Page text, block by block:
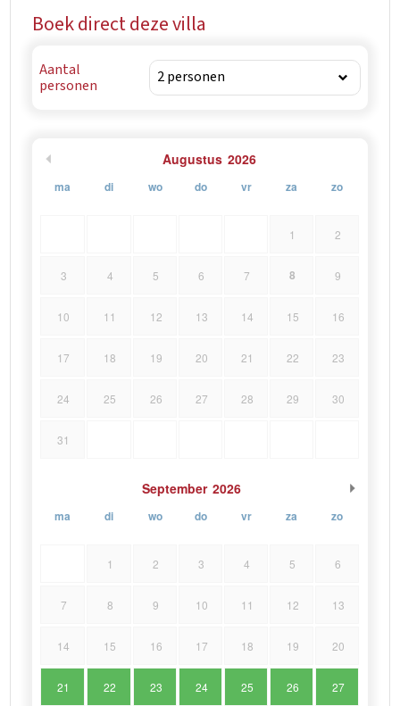
Boek direct deze villa
Aantal
personen
Augustus 2026
ma di wo do vr za zo
1 2
3 4 5 6 7 8 9
10 11 12 13 14 15 16
17 18 19 20 21 22 23
24 25 26 27 28 29 30
31
September 2026
ma di wo do vr za zo
1 2 3 4 5 6
7 8 9 10 11 12 13
14 15 16 17 18 19 20
21 22 23 24 25 26 27